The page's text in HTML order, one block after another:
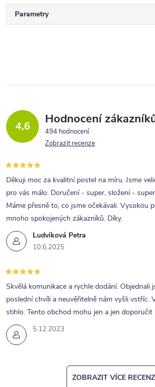
Parametry
4,6 Hodnocení
494 hodnocení
Zobrazit recenze
Ludvíková Petra
10.6.2025
Děkuji moc za kvalitní postel na míru. Jsme
pro vás málo. Doručení - super, složení -
Máme přesně to, co jsme očekávali. Vysokou
mnoho spokojených zákazníků. Díky.
5.12.2023
Skvělá komunikace a rychle dodání. Objednali
poslední chvíli a neuvěřitelně nám vyšli vstříc.
stihlo. Tento obchod mohu jen a jen doporučit
ZOBRAZIT VÍCE